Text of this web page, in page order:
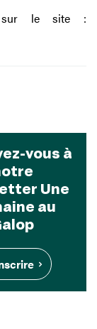
sur le site :
vous à
Une
au